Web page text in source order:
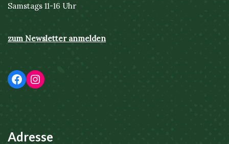
Samstags 11-16 Uhr
zum Newsletter anmelden
Adresse